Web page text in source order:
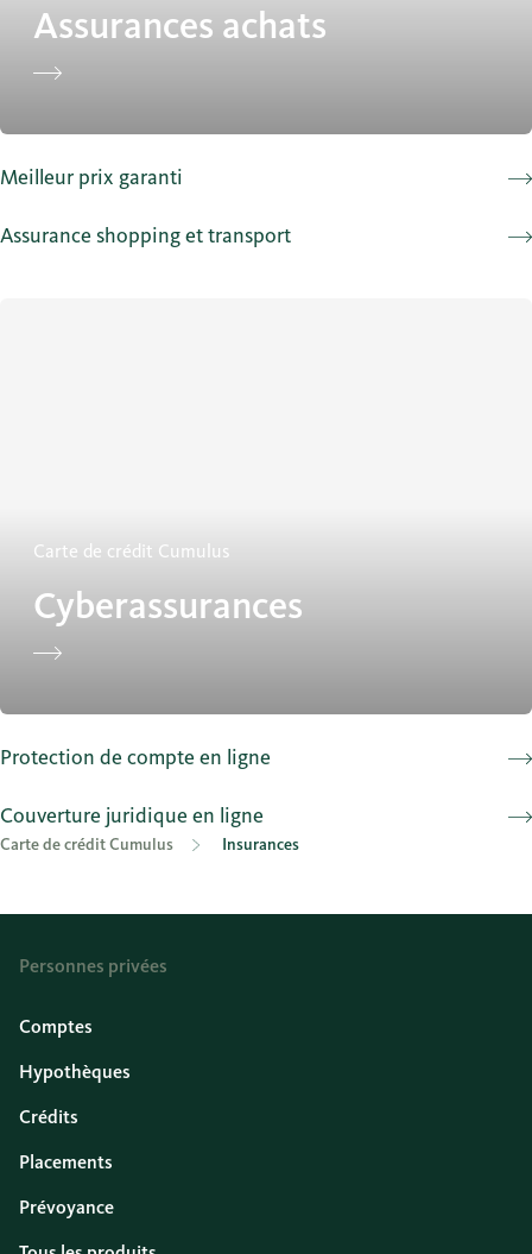
Assurances achats
Meilleur prix garanti
Assurance shopping et transport
Carte de crédit Cumulus
Cyberassurances
Protection de compte en ligne
Couverture juridique en ligne
Carte de crédit Cumulus Insurances
Personnes privées
Comptes
Hypothèques
Crédits
Placements
Prévoyance